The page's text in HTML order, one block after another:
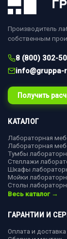
Производитель
собственным
8 (800) 302-
info@gruppa-
Получить
КАТАЛОГ
Лабораторная
Лабораторная
Тумбы
Стеллажи
Шкафы
Мойки
Столы
Весь каталог →
ГАРАНТИИ И
Оплата и доставка